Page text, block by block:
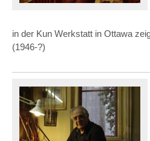
in der Kun Werkstatt in Ottawa
(1946-?)